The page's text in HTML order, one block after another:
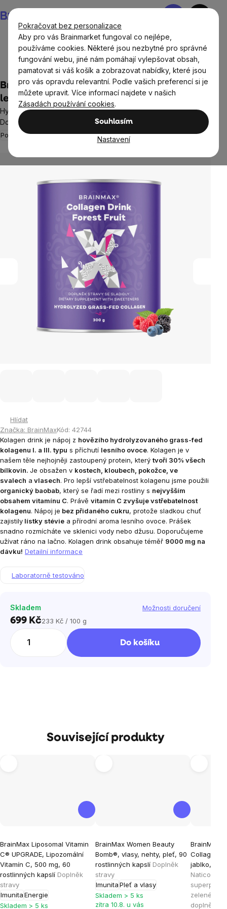
Pokračovat bez personalizace
Aby pro vás Brainmarket fungoval co nejlépe,
používáme cookies. Některé jsou nezbytné pro správné
fungování webu, jiné nám pomáhají vylepšovat obsah,
pamatovat si váš košík a zobrazovat nabídky, které jsou
pro vás opravdu relevantní. Podle vašich preferencí si je
můžete upravit. Více informací najdete v našich
Zásadách používání cookies.
Souhlasím
Nastavení
na
obsah
Nákupní
BrainMax®
BrainMax Collagen Drink, kolagen nápoj,
lesní ovoce 300 g
Hydrolyzovaný grass-fed kolagen, téměř 9000 mg na dávku!
Doplněk stravy
Pohybový aparátPleť a vlasy
Průměrné
produktu
5,0
5
hvězdiček.
11 hodnocení
Hlídat
Značka: BrainMaxKód: 42744
Kolagen drink je nápoj z hovězího hydrolyzovaného grass-fed
kolagenu I. a III. typu s příchutí lesního ovoce. Kolagen je v
našem těle nejhojněji zastoupený protein, který tvoří 30% všech
bílkovin. Je obsažen v kostech, kloubech, pokožce, ve
svalech a vlasech. Pro lepší vstřebatelnost kolagenu jsme použili
organický baobab, který se řadí mezi rostliny s nejvyšším
obsahem vitamínu C. Právě vitamín C zvyšuje vstřebatelnost
kolagenu. Nápoj je bez přidaného cukru, protože sladkou chuť
zajistily lístky stévie a přírodní aroma lesního ovoce. Prášek
snadno rozmícháte ve sklenici vody nebo džusu. Doporučujeme
užívat ráno na lačno. Kolagen drink obsahujetéměř 9000 mg na
dávku! Detailní informace
Laboratorně testováno
Skladem Možnosti doručení
699 KčMěrná
233 Kč / 100 g
Do košíku
Související produkty
BrainMax Liposomal Vitamin
C® UPGRADE, Lipozomální
Vitamín C, 500 mg, 60
rostlinných kapslí Doplněk
stravy
ImunitaEnergie
hodnocení
produktu
je
5,0
z
Skladem > 5 ks
BrainMax Women Beauty
Bomb®, vlasy, nehty, pleť, 90
rostlinných kapslí Doplněk
stravy
ImunitaPleť a vlasy
hodnocení
produktu
je
4,9
z
Skladem > 5 ks
zítra 10.8. u vás
BrainMax
Collagen
jablko,
Naticol® a
zeleného
doplněk
produktu
je
5,0
z